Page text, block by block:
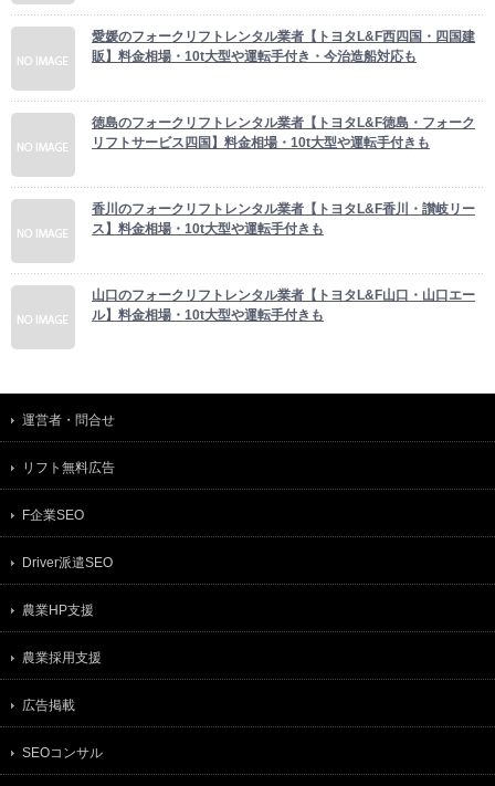
愛媛のフォークリフトレンタル業者【トヨタL&F西四国・四国建
販】料金相場・10t大型や運転手付き・今治造船対応も
徳島のフォークリフトレンタル業者【トヨタL&F徳島・フォーク
リフトサービス四国】料金相場・10t大型や運転手付きも
香川のフォークリフトレンタル業者【トヨタL&F香川・讃岐リー
ス】料金相場・10t大型や運転手付きも
山口のフォークリフトレンタル業者【トヨタL&F山口・山口エー
ル】料金相場・10t大型や運転手付きも
運営者・問合せ
リフト無料広告
F企業SEO
Driver派遣SEO
農業HP支援
農業採用支援
広告掲載
SEOコンサル